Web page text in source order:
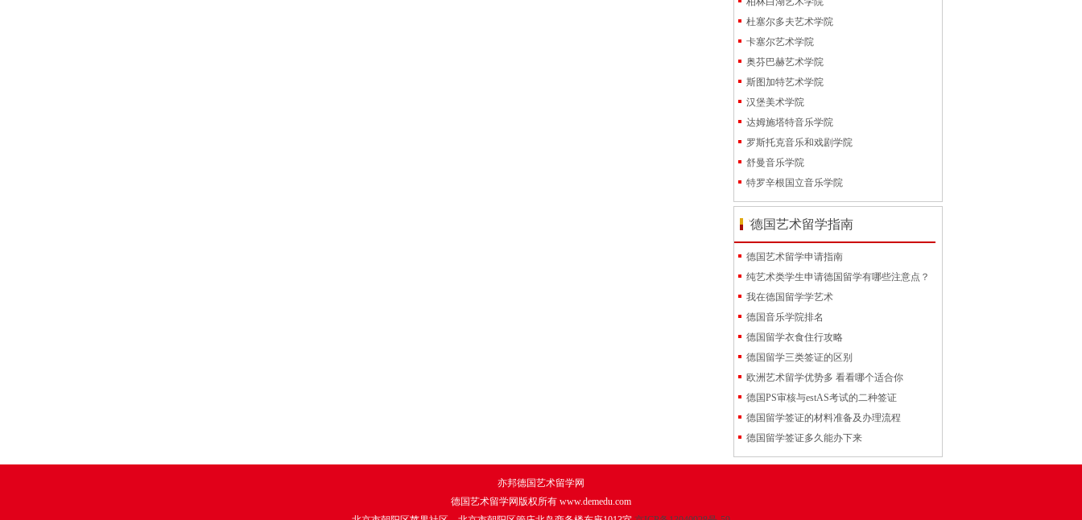
杜塞尔多夫艺术学院
卡塞尔艺术学院
奥芬巴赫艺术学院
斯图加特艺术学院
汉堡美术学院
达姆施塔特音乐学院
罗斯托克音乐和戏剧学院
舒曼音乐学院
特罗辛根国立音乐学院
德国艺术留学指南
德国艺术留学申请指南
纯艺术类学生申请德国留学有哪些注意点？
我在德国留学学艺术
德国音乐学院排名
德国留学衣食住行攻略
德国留学三类签证的区别
欧洲艺术留学优势多 看看哪个适合你
德国PS审核与estAS考试的二种签证
德国留学签证的材料准备及办理流程
德国留学签证多久能办下来
亦邦德国艺术留学网
德国艺术留学网版权所有 www.demedu.com